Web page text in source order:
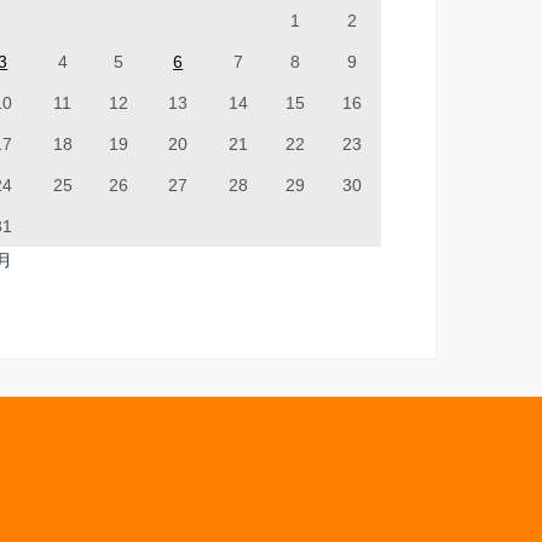
1 2
4 5 6 7 8 9
11 12 13 14 15 16
18 19 20 21 22 23
25 26 27 28 29 30